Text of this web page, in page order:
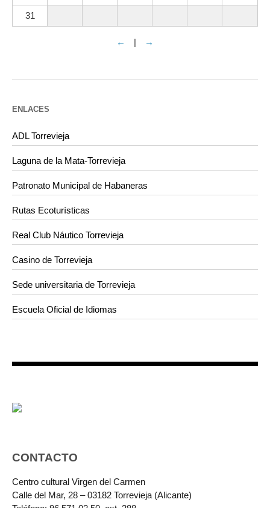
31
← | →
ENLACES
ADL Torrevieja
Laguna de la Mata-Torrevieja
Patronato Municipal de Habaneras
Rutas Ecoturísticas
Real Club Náutico Torrevieja
Casino de Torrevieja
Sede universitaria de Torrevieja
Escuela Oficial de Idiomas
CONTACTO
Centro cultural Virgen del Carmen
Calle del Mar, 28 – 03182 Torrevieja (Alicante)